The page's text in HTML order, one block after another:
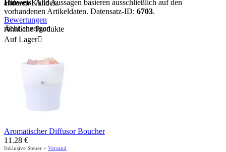
Hinweis:Alle Aussagen basieren ausschließlich auf den
vorhandenen Artikeldaten. Datensatz-ID: 6703.
mehr anzeigen
anderen Kunden.
Bewertungen
Ähnliche Produkte
Auf Lager
Aromatischer Diffusor Boucher
11.28 €
Inklusive Steuer + Versand